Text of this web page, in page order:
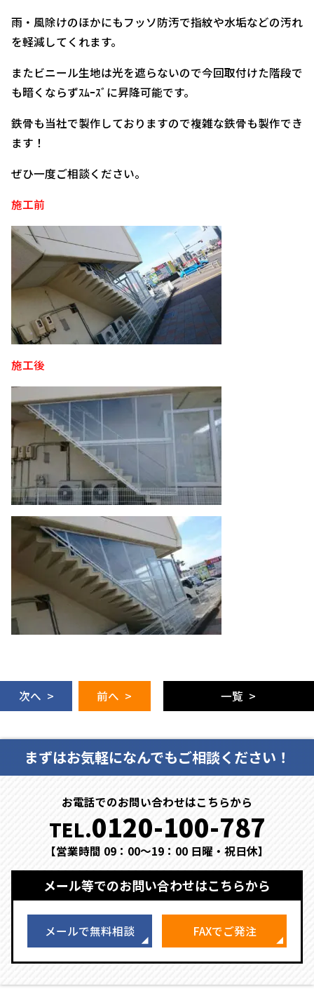
雨・風除けのほかにもフッソ防汚で指紋や水垢などの汚れ
を軽減してくれます。
またビニール生地は光を遮らないので今回取付けた階段で
も暗くならずｽﾑｰｽﾞに昇降可能です。
鉄骨も当社で製作しておりますので複雑な鉄骨も製作でき
ます！
ぜひ一度ご相談ください。
施工前
施工後
次へ > 前へ > 一覧 >
まずはお気軽になんでもご相談ください！
お電話でのお問い合わせはこちらから
TEL.0120-100-787
【営業時間 09：00～19：00 日曜・祝日休】
メール等でのお問い合わせはこちらから
メールで無料相談 FAXでご発注